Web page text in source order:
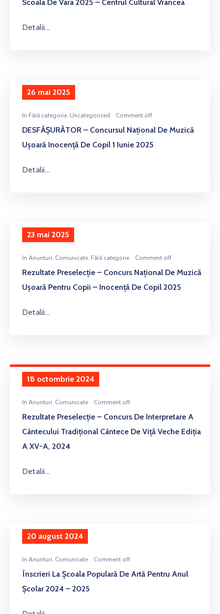
Scoala De Vara 2025 – Centrul Cultural Vrancea
Detalii...
26 mai 2025
In Fără categorie‚ Uncategorized Comment off
DESFĂȘURĂTOR – Concursul Național De Muzică
Ușoară Inocență De Copil 1 Iunie 2025
Detalii...
23 mai 2025
In Anunturi‚ Comunicate‚ Fără categorie Comment off
Rezultate Preselecţie – Concurs Naţional De Muzică
Uşoară Pentru Copii – Inocenţă De Copil 2025
Detalii...
18 octombrie 2024
In Anunturi‚ Comunicate Comment off
Rezultate Preselecţie – Concurs De Interpretare A
Cântecului Tradiţional Cântece De Viţă Veche Ediţia
A XV-A, 2024
Detalii...
20 august 2024
In Anunturi‚ Comunicate Comment off
Înscrieri La Școala Populară De Artă Pentru Anul
Școlar 2024 – 2025